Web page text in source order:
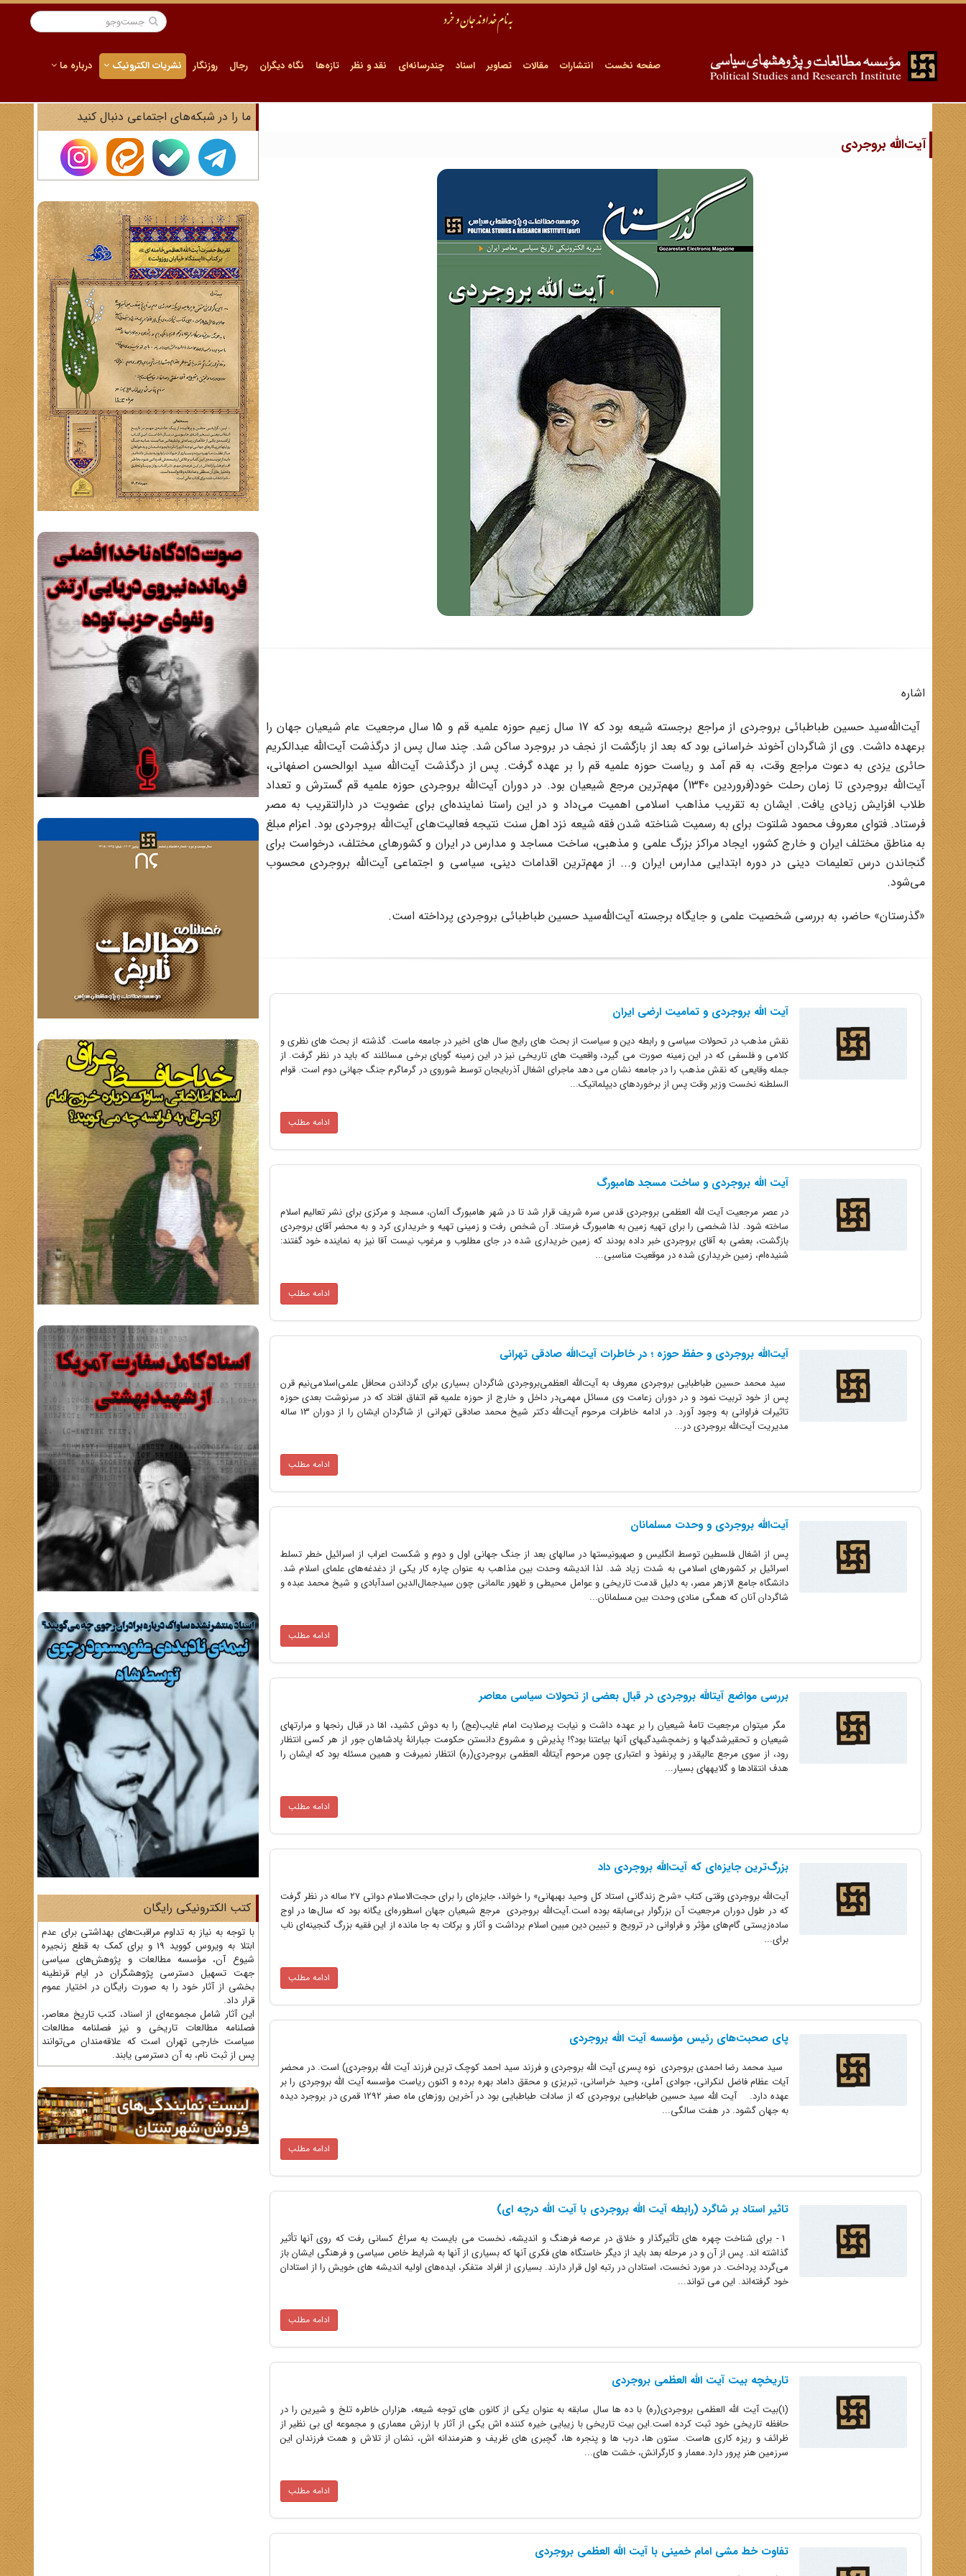
صفحه نخست انتشارات مقالات تصاویر اسناد چندرسانه‌ای نقد و نظر تازه‌ها نگاه دیگران رجال روزنگار نشریات الکترونیک درباره ما
آیت‌الله بروجردی
اشاره
آیت‌الله‌سید حسین طباطبائی بروجردی از مراجع برجسته شیعه بود که 17 سال زعیم حوزه علمیه قم و 15 سال مرجعیت عام شیعیان جهان را
برعهده داشت. وی از شاگردان آخوند خراسانی بود که بعد از بازگشت از نجف در بروجرد ساکن شد. چند سال پس از درگذشت آیت‌الله عبدالکریم
حائری یزدی به دعوت مراجع وقت، به قم آمد و ریاست حوزه علمیه قم را بر عهده گرفت. پس از درگذشت آیت‌الله سید ابوالحسن اصفهانی،
آیت‌الله بروجردی تا زمان رحلت خود(فروردین 1340) مهم‌ترین مرجع شیعیان بود. در دوران آیت‌الله بروجردی حوزه علمیه قم گسترش و تعداد
طلاب افزایش زیادی یافت. ایشان به تقریب مذاهب اسلامی اهمیت می‌داد و در این راستا نماینده‌ای برای عضویت در دارالتقریب به مصر
فرستاد. فتوای معروف محمود شلتوت برای به رسمیت شناخته شدن فقه شیعه نزد اهل سنت نتیجه فعالیت‌های آیت‌الله بروجردی بود. اعزام مبلغ
به مناطق مختلف ایران و خارج کشور، ایجاد مراکز بزرگ علمی و مذهبی، ساخت مساجد و مدارس در ایران و کشورهای مختلف، درخواست برای
گنجاندن درس تعلیمات دینی در دوره ابتدایی مدارس ایران و... از مهم‌ترین اقدامات دینی، سیاسی و اجتماعی آیت‌الله بروجردی محسوب
می‌شود.
«گذرستان» حاضر، به بررسی شخصیت علمی و جایگاه برجسته آیت‌الله‌سید حسین طباطبائی بروجردی پرداخته است.
آیت الله بروجردی و تمامیت ارضی ایران
نقش مذهب در تحولات سیاسی و رابطه دین و سیاست از بحث های رایج سال های اخیر در جامعه ماست. گذشته از بحث های نظری و
کلامی و فلسفی که در این زمینه صورت می گیرد، واقعیت های تاریخی نیز در این زمینه گویای برخی مسائلند که باید در نظر گرفت. از
جمله وقایعی که نقش مذهب را در جامعه نشان می دهد ماجرای اشغال آذربایجان توسط شوروی در گرماگرم جنگ جهانی دوم است. قوام
السلطنه نخست وزیر وقت پس از برخوردهای دیپلماتیک...
ادامه مطلب
آیت الله بروجردی و ساخت مسجد هامبورگ
در عصر مرجعیت آیت الله العظمى بروجردى قدس سره شریف قرار شد تا در شهر هامبورگ آلمان، مسجد و مرکزى براى نشر تعالیم اسلام
ساخته شود. لذا شخصى را براى تهیه زمین به هامبورگ فرستاد. آن شخص رفت و زمینى تهیه و خریدارى کرد و به محضر آقاى بروجردى
بازگشت، بعضى به آقاى بروجردى خبر داده بودند که زمین خریدارى شده در جاى مطلوب و مرغوب نیست آقا نیز به نماینده خود گفتند:
شنیده‌ام، زمین خریدارى شده در موقعیت مناسبى...
ادامه مطلب
آیت‌الله بروجردی و حفظ حوزه ؛ در خاطرات آیت‌الله صادقی تهرانی
سید محمد حسین طباطبایی بروجردی معروف به آیت‌الله العظمی‌بروجردی شاگردان بسیاری برای گرداندن محافل علمی‌اسلامی‌نیم قرن
پس از خود تربیت نمود و در دوران زعامت وی مسائل مهمی‌در داخل و خارج از حوزه علمیه قم اتفاق افتاد که در سرنوشت بعدی حوزه
تاثیرات فراوانی به وجود آورد. در ادامه خاطرات مرحوم آیت‌الله دکتر شیخ محمد صادقی تهرانی از شاگردان ایشان را از دوران 13 ساله
مدیریت آیت‌الله بروجردی در...
ادامه مطلب
آیت‌الله بروجردی و وحدت مسلمانان
پس از اشغال فلسطین توسط انگلیس و صهیونیستها در سالهای بعد از جنگ جهانی اول و دوم و شکست اعراب از اسرائیل خطر تسلط
اسرائیل بر کشورهای اسلامی به شدت زیاد شد. لذا اندیشه وحدت بین مذاهب به عنوان چاره کار یکی از دغدغه‌های علمای اسلام شد.
دانشگاه جامع الازهر مصر، به دلیل قدمت تاریخی و عوامل محیطی و ظهور عالمانی چون سیدجمال‌الدین اسدآبادی و شیخ محمد عبده و
شاگردان آنان که همگی منادی وحدت بین مسلمانان...
ادامه مطلب
بررسی مواضع آیتالله بروجردی در قبال بعضی از تحولات سیاسی معاصر
مگر میتوان مرجعیت تامۀ شیعیان را بر عهده داشت و نیابت پرصلابت امام غایب(عج) را به دوش کشید، امّا در قبال رنجها و مرارتهای
شیعیان و تحقیرشدگیها و زخمچشیدگیهای آنها بیاعتنا بود؟! پذیرش و مشروع دانستن حکومت جبارانۀ پادشاهان جور از هر کسی انتظار
رود، از سوی مرجع عالیقدر و پرنفوذ و اعتباری چون مرحوم آیتالله العظمی بروجردی(ره) انتظار نمیرفت و همین مسئله بود که ایشان را
هدف انتقادها و گلایههای بسیار...
ادامه مطلب
بزرگ‌ترین جایزه‌ای که آیت‌الله بروجردی داد
آیت‌الله بروجردی وقتی کتاب «شرح زندگانی استاد کل وحید بهبهانی» را خواند، جایزه‌ای را برای حجت‌الاسلام دوانی ۲۷ ساله در نظر گرفت
که در طول دوران مرجعیت آن بزرگوار بی‌سابقه بوده است.آیت‌الله بروجردی مرجع شیعیان جهان اسطوره‌ای یگانه بود که سال‌ها در اوج
ساده‌زیستی گام‌های مؤثر و فراوانی در ترویج و تبیین دین مبین اسلام برداشت و آثار و برکات به جا مانده از این فقیه بزرگ گنجینه‌ای ناب
برای...
ادامه مطلب
پای صحبت‌های رئیس مؤسسه آیت الله بروجردی
سید محمد رضا احمدی بروجردی نوه پسری آیت الله بروجردی و فرزند سید احمد کوچک ترین فرزند آیت الله بروجردی) است. در محضر
آیات عظام فاضل لنکرانی، جوادی آملی، وحید خراسانی، تبریزی و محقق داماد بهره برده و اکنون ریاست مؤسسه آیت الله بروجردی را بر
عهده دارد. آیت الله سید حسین طباطبایی بروجردی که از سادات طباطبایی بود در آخرین روزهای ماه صفر 1292 قمری در بروجرد دیده
به جهان گشود. در هفت سالگی...
ادامه مطلب
تاثیر استاد بر شاگرد (رابطه آیت الله بروجردی با آیت الله درچه ای)
1 - برای شناخت چهره های تأثیرگذار و خلاق در عرصه فرهنگ و اندیشه، نخست می بایست به سراغ کسانی رفت که روی آنها تأثیر
گذاشته اند. پس از آن و در مرحله بعد باید از دیگر خاستگاه های فکری آنها که بسیاری از آنها به شرایط خاص سیاسی و فرهنگی ایشان باز
می‌گردد پرداخت. در مورد نخست، استادان در رتبه اول قرار دارند. بسیاری از افراد متفکر، ایده‌های اولیه اندیشه های خویش را از استادان
خود گرفته‌اند. این می تواند...
ادامه مطلب
تاریخچه بیت آیت الله العظمی بروجردی
(1)بیت آیت الله العظمی بروجردی(ره) با ده ها سال سابقه به عنوان یکی از کانون های توجه شیعه، هزاران خاطره تلخ و شیرین را در
حافظه تاریخی خود ثبت کرده است.این بیت تاریخی با زیبایی خیره کننده اش یکی از آثار با ارزش معماری و مجموعه ای بی نظیر از
ظرائف و ریزه کاری هاست. ستون ها، درب ها و پنجره ها، گچبری های ظریف و هنرمندانه اش، نشان از تلاش و همت فرزندان این
سرزمین هنر پرور دارد.معمار و کارگرانش، خشت های...
ادامه مطلب
تفاوت خط مشی امام خمینی با آیت الله العظمی بروجردی
ما را در شبکه‌های اجتماعی دنبال کنید
کتب الکترونیکی رایگان
با توجه به نیاز به تداوم مراقبت‌های بهداشتی برای عدم
ابتلا به ویروس کووید 19 و برای کمک به قطع زنجیره
شیوع آن، مؤسسه مطالعات و پژوهش‌های سیاسی
جهت تسهیل دسترسی پژوهشگران در ایام قرنطینه
بخشی از آثار خود را به صورت رایگان در اختیار عموم
قرار داد.
این آثار شامل مجموعه‌ای از اسناد، کتب تاریخ معاصر،
فصلنامه‌ مطالعات تاریخی و نیز فصلنامه مطالعات
سیاست خارجی تهران است که علاقه‌مندان می‌توانند
پس از ثبت نام، به آن دسترسی یابند.